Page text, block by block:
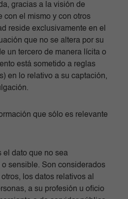
gracias a la visión de
con el mismo y con otros
reside exclusivamente en el
que no se altera por su
un tercero de manera lícita o
está sometido a reglas
en lo relativo a su captación,
que sólo es relevante
el dato que no sea
sensible. Son considerados
los datos relativos al
a su profesión u oficio